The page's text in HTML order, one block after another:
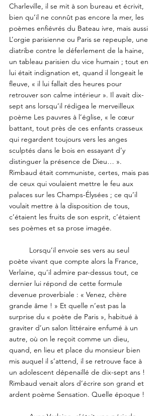
Charleville, il se mit à son bureau et écrivit,
bien qu’il ne connût pas encore la mer, les
poèmes enfiévrés du Bateau ivre, mais aussi
L’orgie parisienne ou Paris se repeuple, une
diatribe contre le déferlement de la haine,
un tableau parisien du vice humain ; tout en
lui était indignation et, quand il longeait le
fleuve, « il lui fallait des heures pour
retrouver son calme intérieur ». Il avait dix-
sept ans lorsqu’il rédigea le merveilleux
poème Les pauvres à l’église, « le cœur
battant, tout près de ces enfants crasseux
qui regardent toujours vers les anges
sculptés dans le bois en essayant d’y
distinguer la présence de Dieu… ».
Rimbaud était communiste, certes, mais pas
de ceux qui voulaient mettre le feu aux
palaces sur les Champs-Élysées ; ce qu’il
voulait mettre à la disposition de tous,
c’étaient les fruits de son esprit, c’étaient
ses poèmes et sa prose imagée.
poète vivant que compte alors la France,
Verlaine, qu’il admire par-dessus tout, ce
dernier lui répond de cette formule
devenue proverbiale : « Venez, chère
grande âme ! » Et quelle n’est pas la
surprise du « poète de Paris », habitué à
graviter d’un salon littéraire enfumé à un
autre, où on le reçoit comme un dieu,
quand, en lieu et place du monsieur bien
mis auquel il s’attend, il se retrouve face à
un adolescent dépenaillé de dix-sept ans !
Rimbaud venait alors d’écrire son grand et
ardent poème Sensation. Quelle époque !